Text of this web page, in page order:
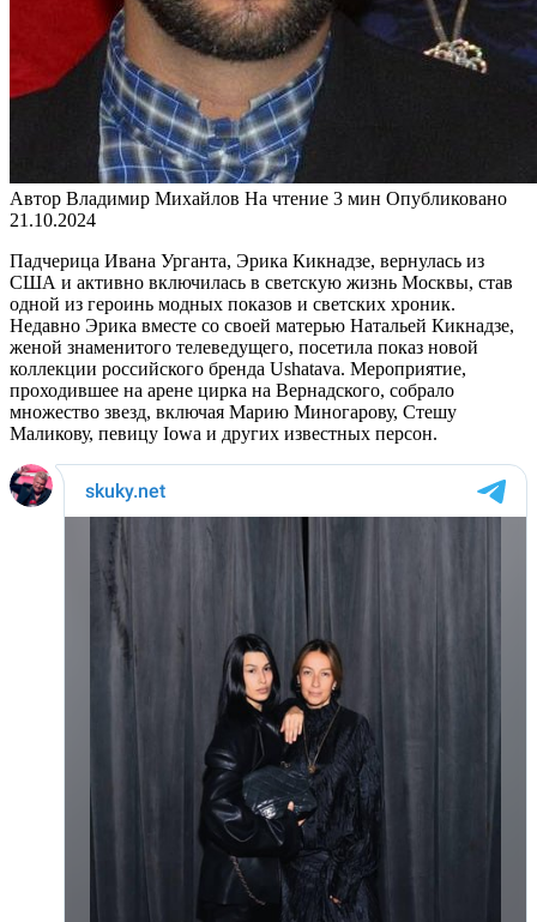
Автор Владимир Михайлов На чтение 3 мин Опубликовано
21.10.2024
Падчерица Ивана Урганта, Эрика Кикнадзе, вернулась из
США и активно включилась в светскую жизнь Москвы, став
одной из героинь модных показов и светских хроник.
Недавно Эрика вместе со своей матерью Натальей Кикнадзе,
женой знаменитого телеведущего, посетила показ новой
коллекции российского бренда Ushatava. Мероприятие,
проходившее на арене цирка на Вернадского, собрало
множество звезд, включая Марию Миногарову, Стешу
Маликову, певицу Iowa и других известных персон.